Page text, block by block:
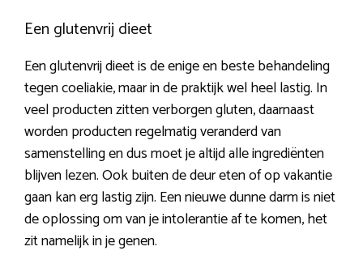
Een glutenvrij dieet
Een glutenvrij dieet is de enige en beste behandeling
tegen coeliakie, maar in de praktijk wel heel lastig. In
veel producten zitten verborgen gluten, daarnaast
worden producten regelmatig veranderd van
samenstelling en dus moet je altijd alle ingrediënten
blijven lezen. Ook buiten de deur eten of op vakantie
gaan kan erg lastig zijn. Een nieuwe dunne darm is niet
de oplossing om van je intolerantie af te komen, het
zit namelijk in je genen.